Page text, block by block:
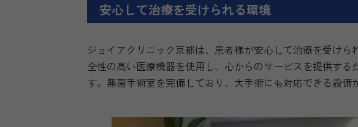
安心して治療を受けられる環境
ジョイアクリニック京都は、患者様が安心して治療を受け
全性の高い医療機器を使用し、心からのサービスを提供する
す。無菌手術室を完備しており、大手術にも対応できる設備